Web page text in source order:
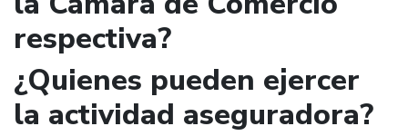
respectiva?
¿Quienes pueden ejercer
la actividad aseguradora?